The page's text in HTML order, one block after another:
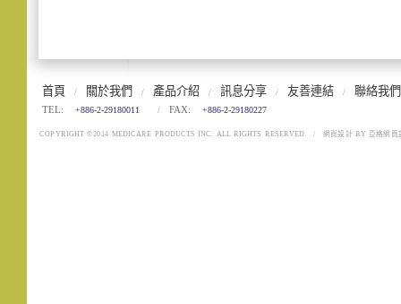
首頁 / 關於我們 / 產品介紹 / 訊息分享 / 友善連結 / 聯絡我們
TEL: +886-2-29180011 / FAX: +886-2-29180227
COPYRIGHT ©2014 MEDICARE PRODUCTS INC. ALL RIGHTS RESERVED. / 網頁設計 BY 亞格網頁